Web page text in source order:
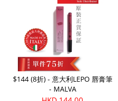
$144 (8折) - 意大利LEPO 唇膏筆
- MALVA